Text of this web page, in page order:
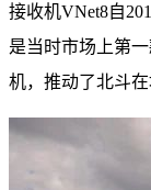
接收机VNet8自
是当时市场上第
机，推动了北斗